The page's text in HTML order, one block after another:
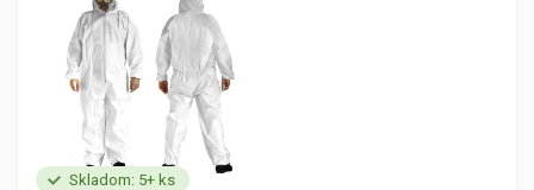
Skladom: 5+ ks